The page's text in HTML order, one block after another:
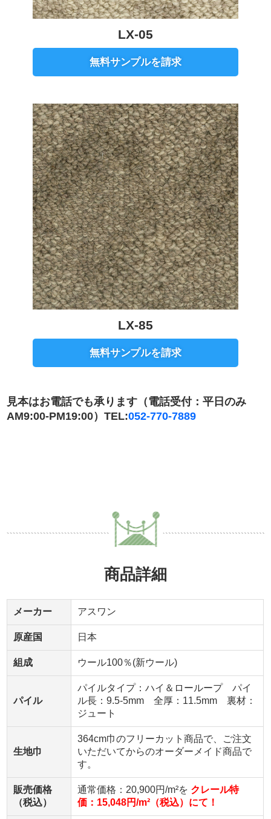
LX-05
無料サンプルを請求
LX-85
無料サンプルを請求
見本はお電話でも承ります（電話受付：平日のみ
AM9:00-PM19:00）TEL:052-770-7889
商品詳細
メーカー アスワン
原産国 日本
組成 ウール100％(新ウール)
パイル
パイルタイプ：ハイ＆ローループ パイ
ル長：9.5-5mm 全厚：11.5mm 裏材：
ジュート
生地巾
364cm巾のフリーカット商品で、ご注文
いただいてからのオーダーメイド商品で
す。
販売価格
（税込）
通常価格：20,900円/m²を クレール特
価：15,048円/m²（税込）にて！